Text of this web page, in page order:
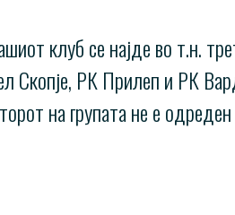
клуб се најде во т.н.
Скопје, РК Прилеп и РК
на групата не е